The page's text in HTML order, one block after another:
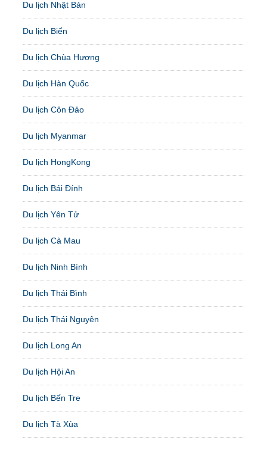
Du lịch Nhật Bản
Du lịch Biển
Du lịch Chùa Hương
Du lịch Hàn Quốc
Du lịch Côn Đảo
Du lịch Myanmar
Du lịch HongKong
Du lịch Bái Đính
Du lịch Yên Tử
Du lịch Cà Mau
Du lịch Ninh Bình
Du lịch Thái Bình
Du lịch Thái Nguyên
Du lịch Long An
Du lịch Hội An
Du lịch Bến Tre
Du lịch Tà Xùa